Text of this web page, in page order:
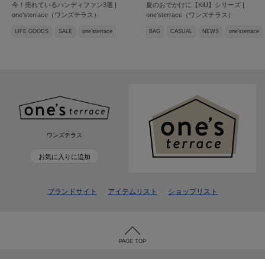
今！売れているハンディファン3選 |
one'sterrace（ワンズテラス）
LIFE GOODS SALE one'sterrace
夏のおでかけに【KiU】シリーズ |
one'sterrace（ワンズテラス）
BAG CASUAL NEWS one'sterrace
ワンズテラス
お気に入りに追加
ブランドサイト アイテムリスト ショップリスト
PAGE TOP